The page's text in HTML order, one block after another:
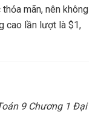
mãn, nên không
cao lần lượt là $1,
9 Chương 1 Đại